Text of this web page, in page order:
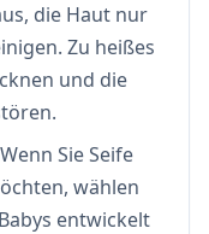
die Haut nur
Zu heißes
und die
Sie Seife
wählen
entwickelt